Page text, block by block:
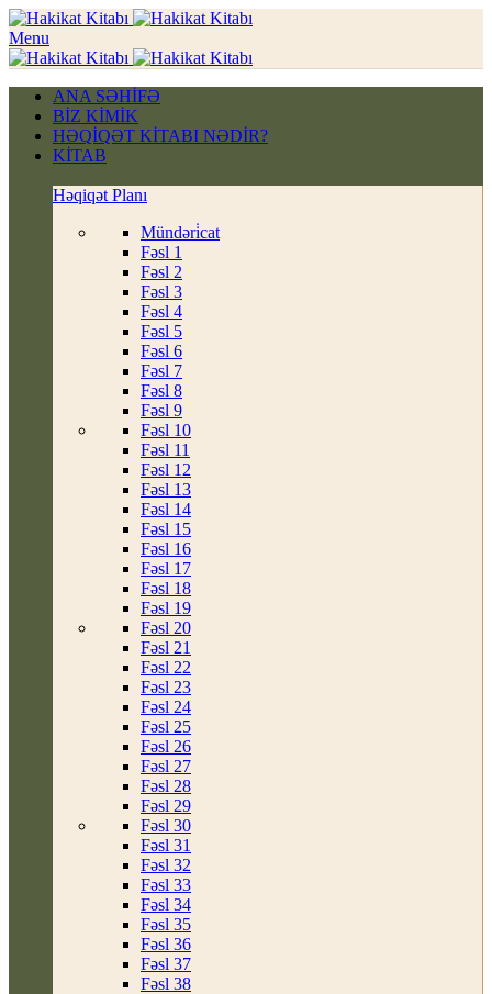
Menu
ANA SƏHİFƏ
BİZ KİMİK
HƏQİQƏT KİTABI NƏDİR?
KİTAB
Həqiqət Planı
Mündəri̇cat
Fəsl 1
Fəsl 2
Fəsl 3
Fəsl 4
Fəsl 5
Fəsl 6
Fəsl 7
Fəsl 8
Fəsl 9
Fəsl 10
Fəsl 11
Fəsl 12
Fəsl 13
Fəsl 14
Fəsl 15
Fəsl 16
Fəsl 17
Fəsl 18
Fəsl 19
Fəsl 20
Fəsl 21
Fəsl 22
Fəsl 23
Fəsl 24
Fəsl 25
Fəsl 26
Fəsl 27
Fəsl 28
Fəsl 29
Fəsl 30
Fəsl 31
Fəsl 32
Fəsl 33
Fəsl 34
Fəsl 35
Fəsl 36
Fəsl 37
Fəsl 38